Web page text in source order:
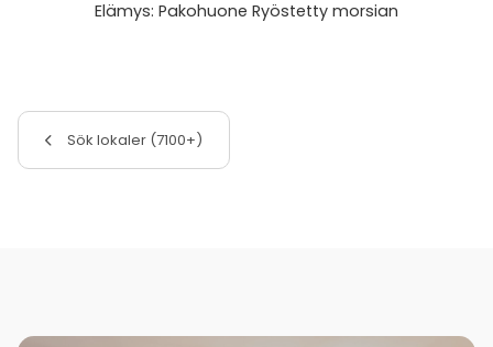
Elämys: Pakohuone Ryöstetty morsian
Sök lokaler (7100+)